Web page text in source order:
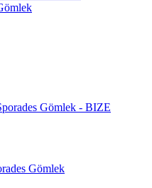
Gömlek